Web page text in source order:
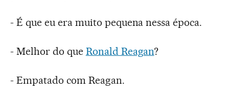
- É que eu era muito pequena nessa época.
- Melhor do que Ronald Reagan?
- Empatado com Reagan.